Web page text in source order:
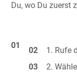
Du, wo Du zuerst
Rufe